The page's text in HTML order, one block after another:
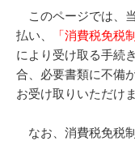
このページでは、
払い、
「消費税免税
により受け取る手続
合、必要書類に不備
お受け取りいただけま
なお、消費税免税